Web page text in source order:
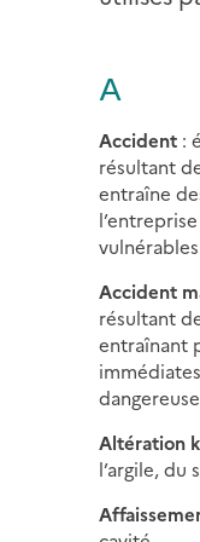
A
Accident :
résultant
entraîne
Accident
résultant
entraînant
Altération
l’argile, du